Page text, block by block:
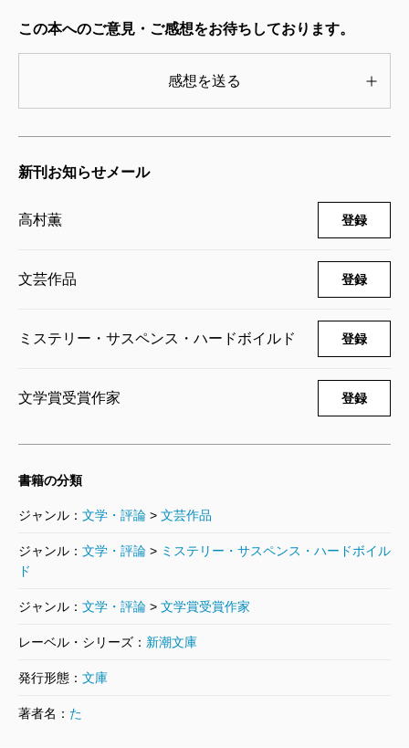
この本へのご意見・ご感想をお待ちしております。
感想を送る
新刊お知らせメール
高村薫 登録
文芸作品 登録
ミステリー・サスペンス・ハードボイルド 登録
文学賞受賞作家 登録
書籍の分類
ジャンル： 文学・評論 > 文芸作品
ジャンル： 文学・評論 > ミステリー・サスペンス・ハードボイル
ド
ジャンル： 文学・評論 > 文学賞受賞作家
レーベル・シリーズ： 新潮文庫
発行形態： 文庫
著者名： た